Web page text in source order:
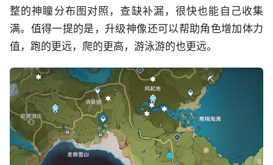
整的神瞳分布图对照，查缺补漏，很快也能自己收集
满。值得一提的是，升级神像还可以帮助角色增加体力
值，跑的更远，爬的更高，游泳游的也更远。